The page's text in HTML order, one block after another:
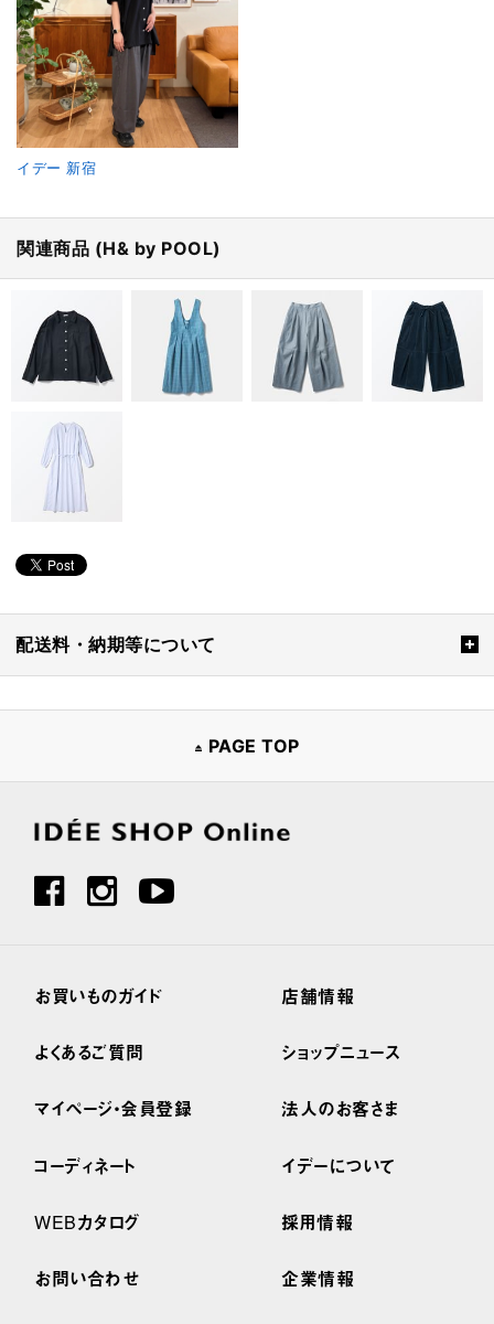
イデー 新宿
関連商品 (H& by POOL)
配送料・納期等について
PAGE TOP
お買いものガイド
よくあるご質問
マイページ・会員登録
コーディネート
WEBカタログ
お問い合わせ
店舗情報
ショップニュース
法人のお客さま
イデーについて
採用情報
企業情報